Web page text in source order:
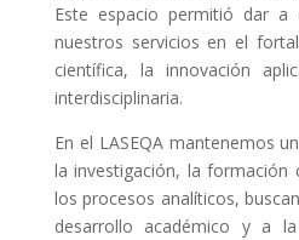
Este espacio permitió dar
nuestros servicios en el
científica, la innovación
interdisciplinaria.
En el LASEQA mantenemos
la investigación, la
los procesos analíticos,
desarrollo académico y a